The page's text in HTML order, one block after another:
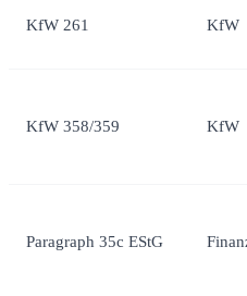
KfW 261 KfW
KfW 358/359 KfW
Paragraph 35c EStG